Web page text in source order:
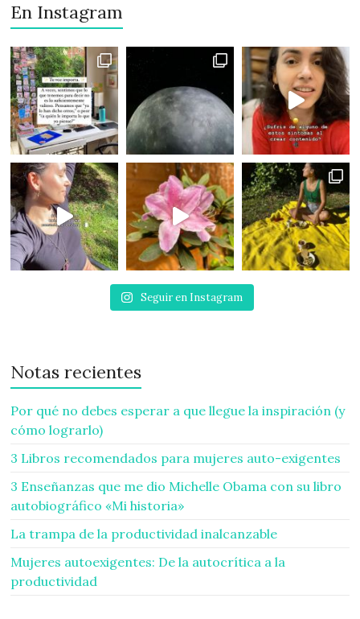
En Instagram
Seguir en Instagram
Notas recientes
Por qué no debes esperar a que llegue la inspiración (y
cómo lograrlo)
3 Libros recomendados para mujeres auto-exigentes
3 Enseñanzas que me dio Michelle Obama con su libro
autobiográfico «Mi historia»
La trampa de la productividad inalcanzable
Mujeres autoexigentes: De la autocrítica a la
productividad